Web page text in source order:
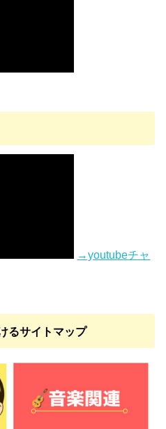
→youtubeチャ
るサイトマップ